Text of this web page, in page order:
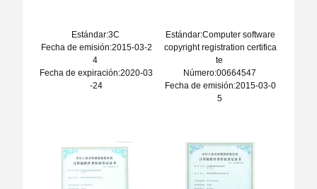
Estándar:3C
Fecha de emisión:2015-03-2
4
Fecha de expiración:2020-03
-24
Estándar:Computer software
copyright registration certifica
te
Número:00664547
Fecha de emisión:2015-03-0
5